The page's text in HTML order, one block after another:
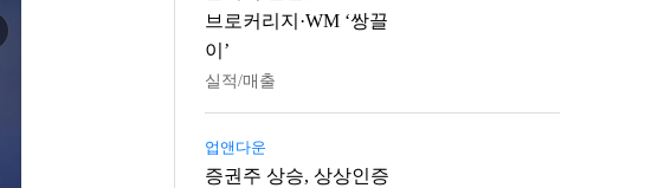
브로커리지·WM ‘쌍끌
이’
실적/매출
업앤다운
증권주 상승, 상상인증